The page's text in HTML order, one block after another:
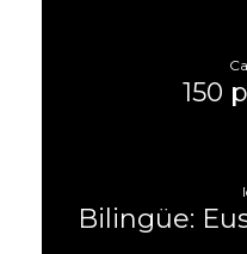
150
Bilingüe: